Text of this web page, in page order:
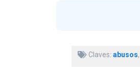
Claves: abusos,